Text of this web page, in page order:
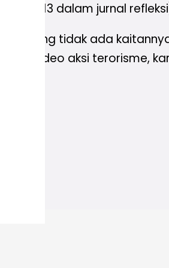
2013 dalam jurnal
yang tidak ada
video aksi terorisme,